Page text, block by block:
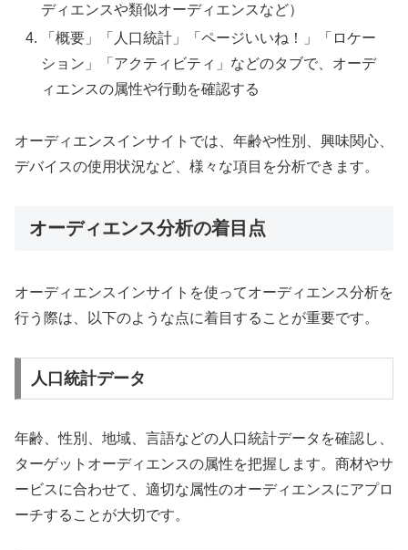
ディエンスや類似オーディエンスなど）
「概要」「人口統計」「ページいいね！」「ロケー
ション」「アクティビティ」などのタブで、オーデ
ィエンスの属性や行動を確認する
オーディエンスインサイトでは、年齢や性別、興味関心、
デバイスの使用状況など、様々な項目を分析できます。
オーディエンス分析の着目点
オーディエンスインサイトを使ってオーディエンス分析を
行う際は、以下のような点に着目することが重要です。
人口統計データ
年齢、性別、地域、言語などの人口統計データを確認し、
ターゲットオーディエンスの属性を把握します。商材やサ
ービスに合わせて、適切な属性のオーディエンスにアプロ
ーチすることが大切です。